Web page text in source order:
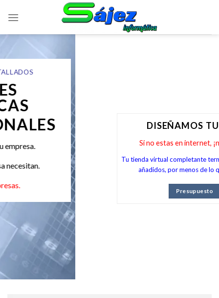
DISEÑAMOS TU WEB
Si no estas en internet, ¡no existes!
Tu tienda virtual completante terminada, sin costes
añadidos, por menos de lo que piensas.